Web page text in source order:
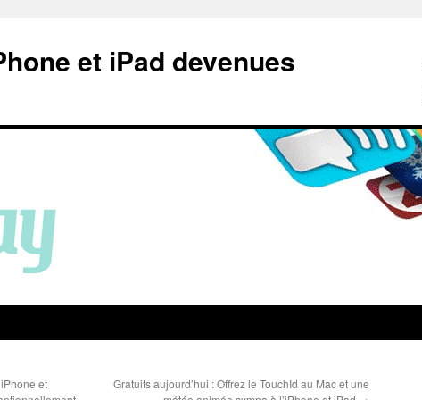
et iPad devenues
et
Gratuits aujourd’hui : Offrez le TouchId au Mac et une